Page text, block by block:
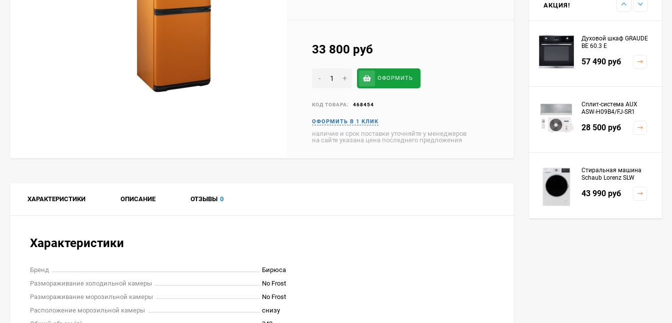
33 800 руб
- + ОФОРМИТЬ
КОД ТОВАРА: 468454
наличие и срок поставки уточняйте у менеджеров
на сайте указана цена последнего предложения
ХАРАКТЕРИСТИКИ ОПИСАНИЕ ОТЗЫВЫ 0
Характеристики
Бренд
Бирюса
Размораживание холодильной камеры
No Frost
Размораживание морозильной камеры
No Frost
Расположение морозильной камеры
снизу
АКЦИЯ!
Духовой шкаф GRAUDE
BE 60.3 E
57 490 руб
Сплит-система AUX
ASW-H09B4/FJ-SR1
28 500 руб
Стиральная машина
Schaub Lorenz SLW
43 990 руб